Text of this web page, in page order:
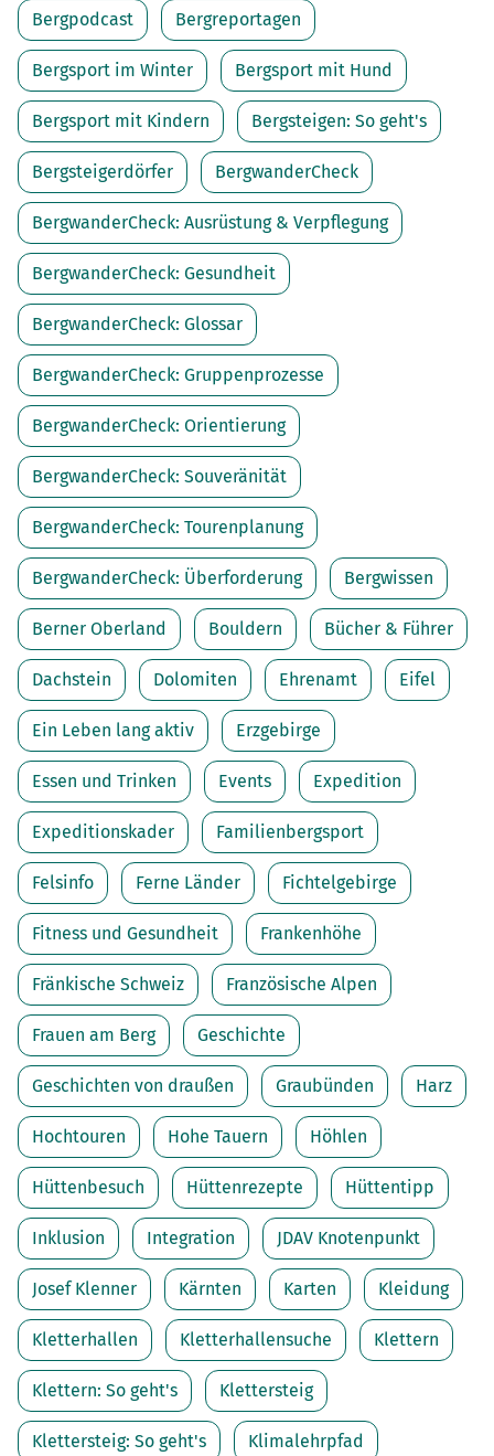
Bergpodcast Bergreportagen
Bergsport im Winter Bergsport mit Hund
Bergsport mit Kindern Bergsteigen: So geht's
Bergsteigerdörfer BergwanderCheck
BergwanderCheck: Ausrüstung & Verpflegung
BergwanderCheck: Gesundheit
BergwanderCheck: Glossar
BergwanderCheck: Gruppenprozesse
BergwanderCheck: Orientierung
BergwanderCheck: Souveränität
BergwanderCheck: Tourenplanung
BergwanderCheck: Überforderung Bergwissen
Berner Oberland Bouldern Bücher & Führer
Dachstein Dolomiten Ehrenamt Eifel
Ein Leben lang aktiv Erzgebirge
Essen und Trinken Events Expedition
Expeditionskader Familienbergsport
Felsinfo Ferne Länder Fichtelgebirge
Fitness und Gesundheit Frankenhöhe
Fränkische Schweiz Französische Alpen
Frauen am Berg Geschichte
Geschichten von draußen Graubünden Harz
Hochtouren Hohe Tauern Höhlen
Hüttenbesuch Hüttenrezepte Hüttentipp
Inklusion Integration JDAV Knotenpunkt
Josef Klenner Kärnten Karten Kleidung
Kletterhallen Kletterhallensuche Klettern
Klettern: So geht's Klettersteig
Klettersteig: So geht's Klimalehrpfad